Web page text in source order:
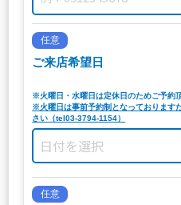
任意
ご来店希望日
※火曜日・水曜日は定休日のためご予約
※火曜日は事前予約制となっております
さい（tel03-3794-1154）
任意